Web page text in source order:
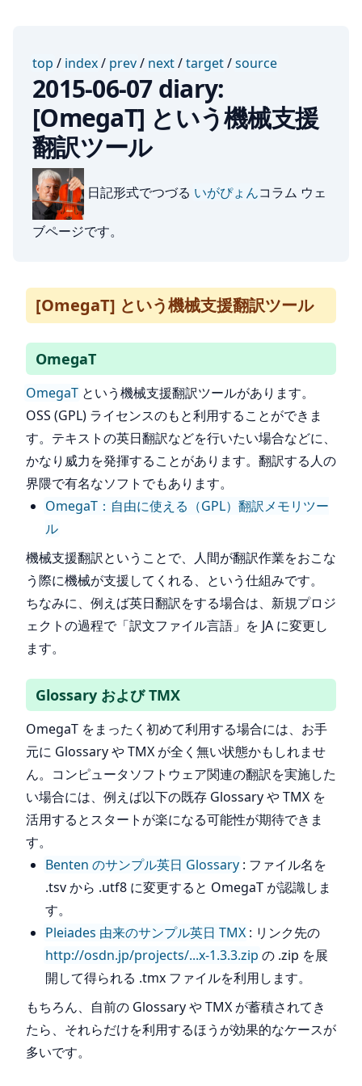
top / index/ prev/ next/target/source
2015-06-07 diary:
[OmegaT] という機械支援
翻訳ツール
日記形式でつづる いがぴょんコラム ウェ
ブページです。
[OmegaT] という機械支援翻訳ツール
OmegaT
OmegaT という機械支援翻訳ツールがあります。
OSS (GPL) ライセンスのもと利用することができま
す。テキストの英日翻訳などを行いたい場合などに、
かなり威力を発揮することがあります。翻訳する人の
界隈で有名なソフトでもあります。
OmegaT：自由に使える（GPL）翻訳メモリツー
ル
機械支援翻訳ということで、人間が翻訳作業をおこな
う際に機械が支援してくれる、という仕組みです。
ちなみに、例えば英日翻訳をする場合は、新規プロジ
ェクトの過程で「訳文ファイル言語」を JA に変更し
ます。
Glossary および TMX
OmegaT をまったく初めて利用する場合には、お手
元に Glossary や TMX が全く無い状態かもしれませ
ん。コンピュータソフトウェア関連の翻訳を実施した
い場合には、例えば以下の既存 Glossary や TMX を
活用するとスタートが楽になる可能性が期待できま
す。
Benten のサンプル英日 Glossary : ファイル名を
.tsv から .utf8 に変更すると OmegaT が認識しま
す。
Pleiades 由来のサンプル英日 TMX : リンク先の
http://osdn.jp/projects/...x-1.3.3.zip の .zip を展
開して得られる .tmx ファイルを利用します。
もちろん、自前の Glossary や TMX が蓄積されてき
たら、それらだけを利用するほうが効果的なケースが
多いです。